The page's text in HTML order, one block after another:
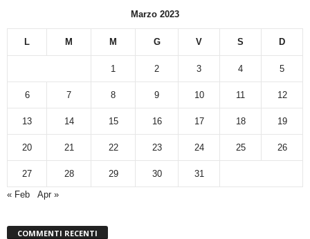
Marzo 2023
L M M G V S D
1 2 3 4 5
6 7 8 9 10 11 12
13 14 15 16 17 18 19
20 21 22 23 24 25 26
27 28 29 30
31
« Feb
Apr »
COMMENTI RECENTI